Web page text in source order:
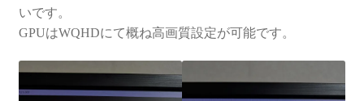
いです。
GPUはWQHDにて概ね高画質設定が可能です。